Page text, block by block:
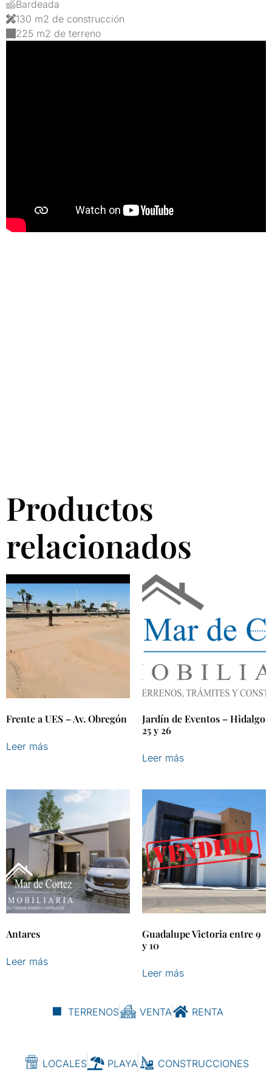
Bardeada
130 m2 de construcción
225 m2 de terreno
Productos
relacionados
Frente a UES – Av. Obregón
Leer más
Jardín de Eventos – Hidalgo
25 y 26
Leer más
Antares
Leer más
Guadalupe Victoria entre 9
y 10
Leer más
TERRENOS VENTA RENTA
LOCALES PLAYA CONSTRUCCIONES